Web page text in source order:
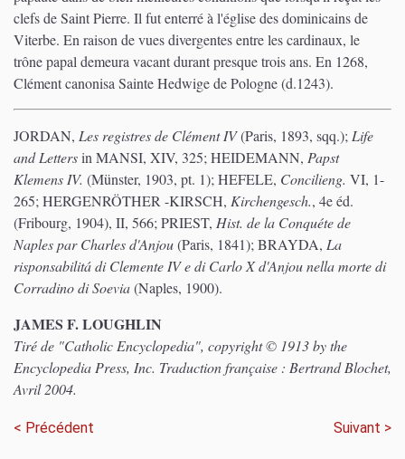
clefs de Saint Pierre. Il fut enterré à l'église des dominicains de
Viterbe. En raison de vues divergentes entre les cardinaux, le
trône papal demeura vacant durant presque trois ans. En 1268,
Clément canonisa Sainte Hedwige de Pologne (d.1243).
JORDAN, Les registres de Clément IV(Paris, 1893, sqq.); Life
and Lettersin MANSI, XIV, 325; HEIDEMANN, Papst
Klemens IV. (Münster, 1903, pt. 1); HEFELE, Concilieng. VI, 1-
265; HERGENRÖTHER -KIRSCH, Kirchengesch., 4e éd.
(Fribourg, 1904), II, 566; PRIEST, Hist. de la Conquéte de
Naples par Charles d'Anjou(Paris, 1841); BRAYDA, La
risponsabilitá di Clemente IV e di Carlo X d'Anjou nella morte di
Corradino di Soevia(Naples, 1900).
JAMES F. LOUGHLIN
Tiré de "Catholic Encyclopedia", copyright © 1913 by the
Encyclopedia Press, Inc. Traduction française : Bertrand Blochet,
Avril 2004.
< Précédent Suivant >